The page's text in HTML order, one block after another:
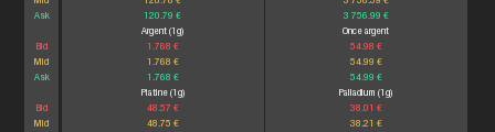
Ask
Bid
Mid
Ask
Bid
Mid
120.79 €
3 756.99 €
Argent (1g)
1.768 €
1.768 €
1.768 €
Once argent
54.98 €
54.99 €
54.99 €
Platine (1g)
48.57 €
48.75 €
Palladium (1g)
38.01 €
38.21 €